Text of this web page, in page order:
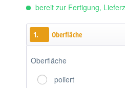
bereit zur Fertigung,
1. Oberfläche
Oberfläche
poliert